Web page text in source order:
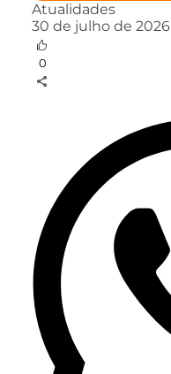
Atualidades
30 de julho de 2026
0